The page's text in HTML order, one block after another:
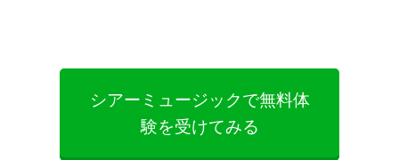
シアーミュージックで無料体
験を受けてみる